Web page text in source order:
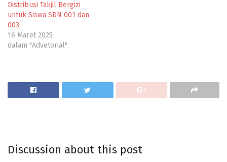
Distribusi Takjil Bergizi
untuk Siswa SDN 001 dan
003
16 Maret 2025
dalam "Advetorial"
Discussion about this post